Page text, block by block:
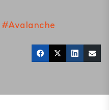
#Avalanche